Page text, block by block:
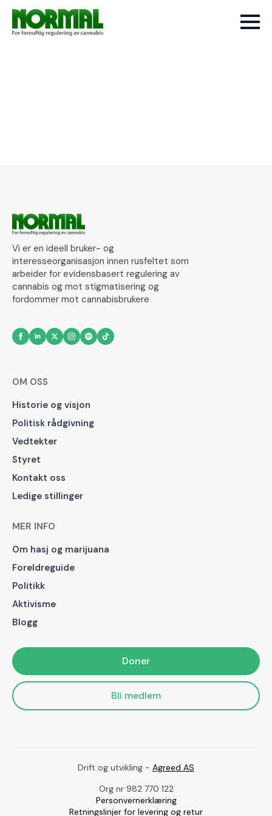
Vi er en ideell bruker- og
interesseorganisasjon innen rusfeltet som
arbeider for evidensbasert regulering av
cannabis og mot stigmatisering og
fordommer mot cannabisbrukere
OM OSS
Historie og visjon
Politisk rådgivning
Vedtekter
Styret
Kontakt oss
Ledige stillinger
MER INFO
Om hasj og marijuana
Foreldreguide
Politikk
Aktivisme
Blogg
Doner
Bli medlem
Drift og utvikling - Agreed AS
Org nr 982 770 122
Personvernerklæring
Retningslinjer for levering og retur